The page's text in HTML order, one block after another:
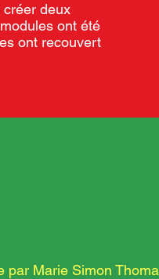
créer deux
ont été
ont recouvert
Marie Simon